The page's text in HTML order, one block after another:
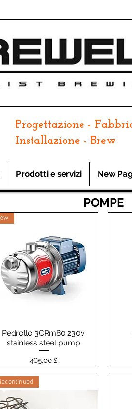
Progettazione -
Installazione - Brew
Prodotti e servizi New
Vista rapida
Pedrollo 3CRm80 230v
stainless steel pump
Prezzo
465,00 £
POMPE